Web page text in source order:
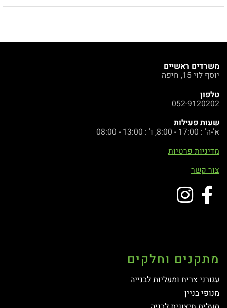
משרדים ראשיים
יוסף לוי 15, חיפה
טלפון
052-9120202
שעות פעילות
א'-ה' : 17:00 - 8:00, ו' : 13:00 - 08:00
מדיניות פרטיות
צור קשר
מתקנים וחלקים
עגורני צריח ומעליות לבנייה
מנופי בניין